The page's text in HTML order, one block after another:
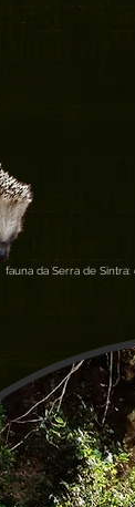
fauna da Serra de Sintra: